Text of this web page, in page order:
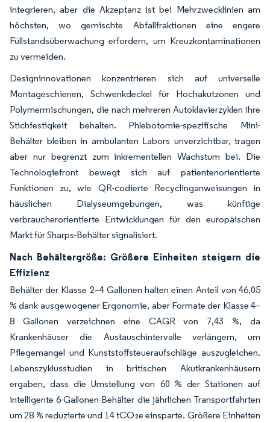
integrieren, aber die Akzeptanz ist bei Mehrzwecklinien am
höchsten, wo gemischte Abfallfraktionen eine engere
Füllstandsüberwachung erfordern, um Kreuzkontaminationen
zu vermeiden.
Designinnovationen konzentrieren sich auf universelle
Montageschienen, Schwenkdeckel für Hochakutzonen und
Polymermischungen, die nach mehreren Autoklavierzyklen ihre
Stichfestigkeit behalten. Phlebotomie-spezifische Mini-
Behälter bleiben in ambulanten Labors unverzichtbar, tragen
aber nur begrenzt zum inkrementellen Wachstum bei. Die
Technologiefront bewegt sich auf patientenorientierte
Funktionen zu, wie QR-codierte Recyclinganweisungen in
häuslichen Dialyseumgebungen, was künftige
verbraucherorientierte Entwicklungen für den europäischen
Markt für Sharps-Behälter signalisiert.
Nach Behältergröße: Größere Einheiten steigern die
Effizienz
Behälter der Klasse 2–4 Gallonen halten einen Anteil von 46,05
% dank ausgewogener Ergonomie, aber Formate der Klasse 4–
8 Gallonen verzeichnen eine CAGR von 7,43 %, da
Krankenhäuser die Austauschintervalle verlängern, um
Pflegemangel und Kunststoffsteueraufschläge auszugleichen.
Lebenszyklusstudien in britischen Akutkrankenhäusern
ergaben, dass die Umstellung von 60 % der Stationen auf
intelligente 6-Gallonen-Behälter die jährlichen Transportfahrten
um 28 % reduzierte und 14 tCO₂e einsparte. Größere Einheiten